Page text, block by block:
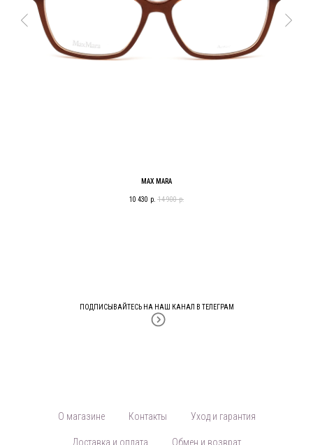
MAX MARA
10 430 р. 14 900 р.
ПОДПИСЫВАЙТЕСЬ НА НАШ КАНАЛ В ТЕЛЕГРАМ
О магазине Контакты Уход и гарантия
Доставка и оплата Обмен и возврат